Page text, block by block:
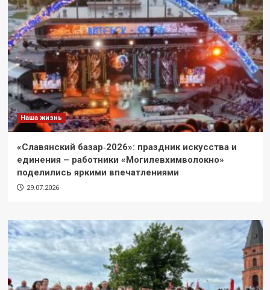
Наша жизнь
«Славянский базар‑2026»: праздник искусства и
единения – работники «Могилевхимволокно»
поделились яркими впечатлениями
29.07.2026